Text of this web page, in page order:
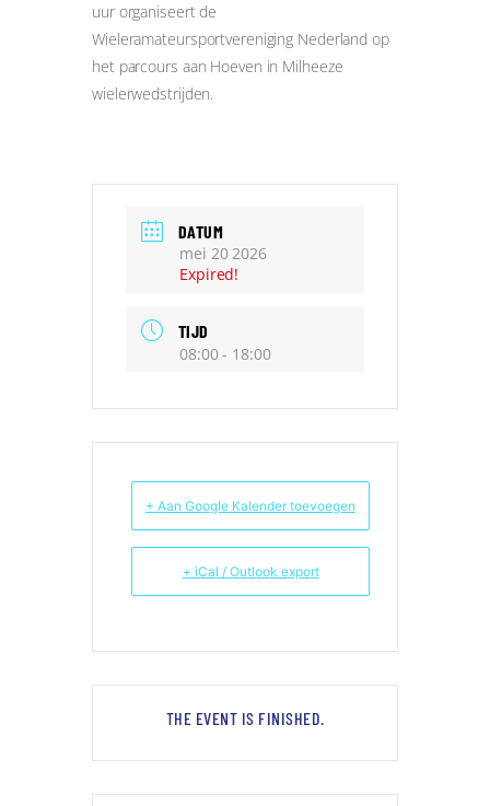
uur organiseert de
Wieleramateursportvereniging Nederland op
het parcours aan Hoeven in Milheeze
wielerwedstrijden.
DATUM
mei 20 2026
Expired!
TIJD
08:00 - 18:00
+ Aan Google Kalender toevoegen
+ iCal / Outlook export
THE EVENT IS FINISHED.